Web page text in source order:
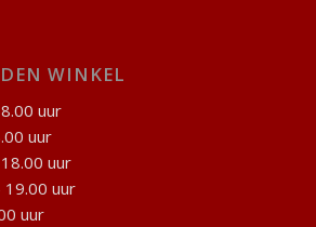
WINKEL
uur
uur
uur
uur
uur